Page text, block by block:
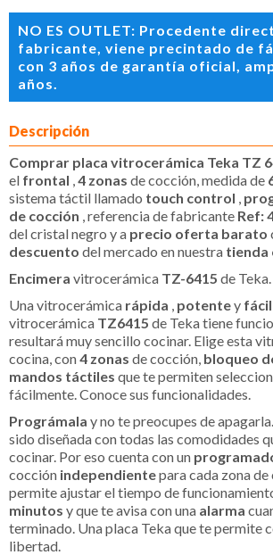
NO ES OUTLET: Procedente
fabricante, viene precintado de
con 3 años de garantía oficial,
años.
Descripción
Comprar placa vitrocerámica Teka TZ
el frontal ,4 zonas de cocción, medida de
sistema táctil llamado touch control ,
de cocción , referencia de fabricante Ref:
del cristal negro y a precio oferta barato
descuento del mercado en nuestra tienda
Encimera vitrocerámica TZ-6415 de Teka.
Una vitrocerámica rápida , potentey
vitrocerámica TZ6415 de Teka tiene
resultará muy sencillo cocinar. Elige esta
cocina, con4 zonas de cocción, bloqueo
mandos táctiles que te permiten
fácilmente. Conoce sus funcionalidades.
Prográmala y no te preocupes de
sido diseñada con todas las comodidades
cocinar. Por eso cuenta con un
cocción independientepara cada zona
permite ajustar el tiempo de
minutos y que te avisa con una alarma
terminado. Una placa Teka que te permite
libertad.